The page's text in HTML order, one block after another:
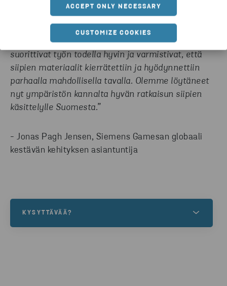
ACCEPT ONLY NECESSARY
CUSTOMIZE COOKIES
“Stena Recycling on kumppanina tuonut lisäarvoa
haasteelliseen siipien kierrätysprojektiimme. He
suorittivat työn todella hyvin ja varmistivat, että
siipien materiaalit kierrätettiin ja hyödynnettiin
parhaalla mahdollisella tavalla. Olemme löytäneet
nyt ympäristön kannalta hyvän ratkaisun siipien
käsittelylle Suomesta.”
- Jonas Pagh Jensen, Siemens Gamesan globaali
kestävän kehityksen asiantuntija
KYSYTTÄVÄÄ?